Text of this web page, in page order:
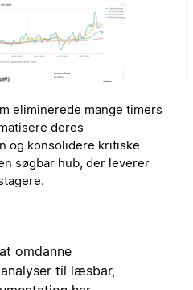
eliminerede mange timers
deres
og konsolidere kritiske
søgbar hub, der leverer
omdanne
til læsbar,